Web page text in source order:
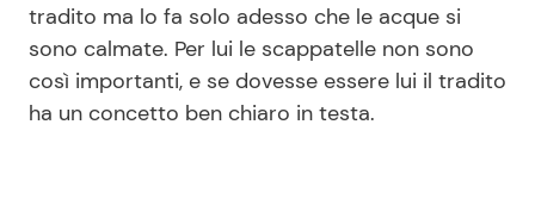
tradito ma lo fa solo adesso che le acque si
sono calmate. Per lui le scappatelle non sono
così importanti, e se dovesse essere lui il tradito
ha un concetto ben chiaro in testa.